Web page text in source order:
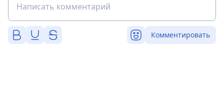
Комментировать